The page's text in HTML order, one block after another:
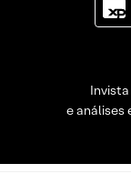
e análises